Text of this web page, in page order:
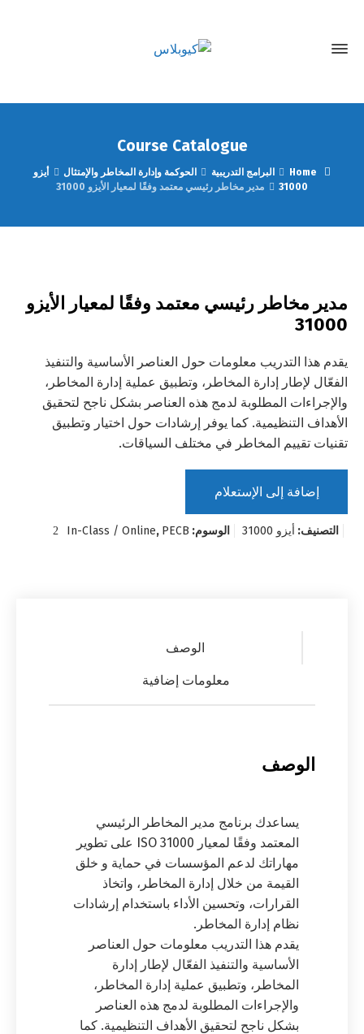
Course Catalogue
Home البرامج التدريبية الحوكمة وإدارة المخاطر والإمتثال
أيزو
31000
مدير مخاطر رئيسي معتمد وفقًا لمعيار الأيزو 31000
مدير مخاطر رئيسي معتمد وفقًا لمعيار الأيزو
31000
يقدم هذا التدريب معلومات حول العناصر الأساسية والتنفيذ
الفعّال لإطار إدارة المخاطر، وتطبيق عملية إدارة المخاطر،
والإجراءات المطلوبة لدمج هذه العناصر بشكل ناجح لتحقيق
الأهداف التنظيمية. كما يوفر إرشادات حول اختيار وتطبيق
تقنيات تقييم المخاطر في مختلف السياقات.
إضافة إلى الإستعلام
التصنيف: أيزو 31000 الوسوم: In-Class / Online, PECB
الوصف
معلومات إضافية
الوصف
يساعدك برنامج مدير المخاطر الرئيسي
المعتمد وفقًا لمعيار ISO 31000 على تطوير
مهاراتك لدعم المؤسسات في حماية و خلق
القيمة من خلال إدارة المخاطر، واتخاذ
القرارات، وتحسين الأداء باستخدام إرشادات
نظام إدارة المخاطر.
يقدم هذا التدريب معلومات حول العناصر
الأساسية والتنفيذ الفعّال لإطار إدارة
المخاطر، وتطبيق عملية إدارة المخاطر،
والإجراءات المطلوبة لدمج هذه العناصر
بشكل ناجح لتحقيق الأهداف التنظيمية. كما